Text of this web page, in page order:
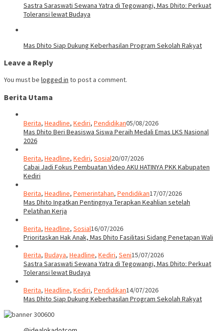
Sastra Saraswati Sewana Yatra di Tegowangi, Mas Dhito: Perkuat
Toleransi lewat Budaya
Mas Dhito Siap Dukung Keberhasilan Program Sekolah Rakyat
Leave a Reply
You must be logged in to post a comment.
Berita Utama
Berita, Headline, Kediri, Pendidikan05/08/2026
Mas Dhito Beri Beasiswa Siswa Peraih Medali Emas LKS Nasional
2026
Berita, Headline, Kediri, Sosial20/07/2026
Cabai Jadi Fokus Pembuatan Video AKU HATINYA PKK Kabupaten
Kediri
Berita, Headline, Pemerintahan, Pendidikan17/07/2026
Mas Dhito Ingatkan Pentingnya Terapkan Keahlian setelah
Pelatihan Kerja
Berita, Headline, Sosial16/07/2026
Prioritaskan Hak Anak, Mas Dhito Fasilitasi Sidang Penetapan Wali
Berita, Budaya, Headline, Kediri, Seni15/07/2026
Sastra Saraswati Sewana Yatra di Tegowangi, Mas Dhito: Perkuat
Toleransi lewat Budaya
Berita, Headline, Kediri, Pendidikan14/07/2026
Mas Dhito Siap Dukung Keberhasilan Program Sekolah Rakyat